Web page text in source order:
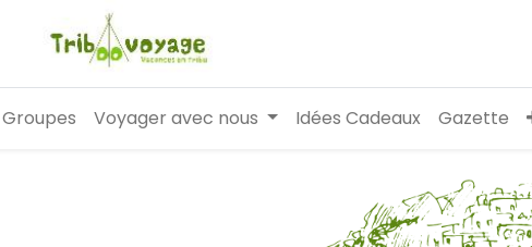
Groupes Voyager avec nous Idées Cadeaux Gazette